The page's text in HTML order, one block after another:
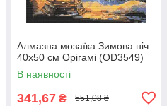
Алмазна мозаїка Зимова ніч
40x50 см Орігамі (OD3549)
В наявності
341,67 ₴ 551,08 ₴